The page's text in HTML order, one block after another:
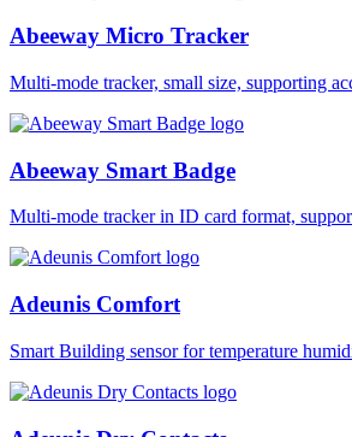
Abeeway Micro Tracker
Multi-mode tracker, small size, supporting
Abeeway Smart Badge
Multi-mode tracker in ID card format,
Adeunis Comfort
Smart Building sensor for temperature